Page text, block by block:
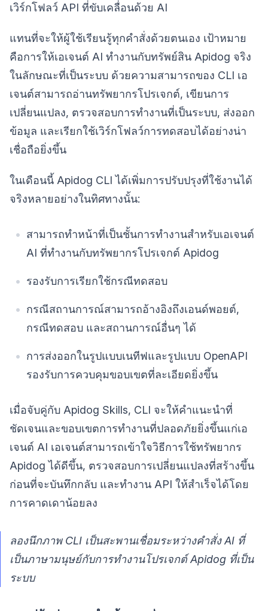
เวิร์กโฟลว์ API ที่ขับเคลื่อนด้วย AI
แทนที่จะให้ผู้ใช้เรียนรู้ทุกคำสั่งด้วยตนเอง เป้าหมาย
คือการให้เอเจนต์ AI ทำงานกับทรัพย์สิน Apidog จริง
ในลักษณะที่เป็นระบบ ด้วยความสามารถของ CLI เอ
เจนต์สามารถอ่านทรัพยากรโปรเจกต์, เขียนการ
เปลี่ยนแปลง, ตรวจสอบการทำงานที่เป็นระบบ, ส่งออก
ข้อมูล และเรียกใช้เวิร์กโฟลว์การทดสอบได้อย่างน่า
เชื่อถือยิ่งขึ้น
ในเดือนนี้ Apidog CLI ได้เพิ่มการปรับปรุงที่ใช้งานได้
จริงหลายอย่างในทิศทางนั้น:
สามารถทำหน้าที่เป็นชั้นการทำงานสำหรับเอเจนต์
AI ที่ทำงานกับทรัพยากรโปรเจกต์ Apidog
รองรับการเรียกใช้กรณีทดสอบ
กรณีสถานการณ์สามารถอ้างอิงถึงเอนด์พอยต์,
กรณีทดสอบ และสถานการณ์อื่นๆ ได้
การส่งออกในรูปแบบเนทีฟและรูปแบบ OpenAPI
รองรับการควบคุมขอบเขตที่ละเอียดยิ่งขึ้น
เมื่อจับคู่กับ Apidog Skills, CLI จะให้คำแนะนำที่
ชัดเจนและขอบเขตการทำงานที่ปลอดภัยยิ่งขึ้นแก่เอ
เจนต์ AI เอเจนต์สามารถเข้าใจวิธีการใช้ทรัพยากร
Apidog ได้ดีขึ้น, ตรวจสอบการเปลี่ยนแปลงที่สร้างขึ้น
ก่อนที่จะบันทึกกลับ และทำงาน API ให้สำเร็จได้โดย
การคาดเดาน้อยลง
ลองนึกภาพ CLI เป็นสะพานเชื่อมระหว่างคำสั่ง AI ที่
เป็นภาษามนุษย์กับการทำงานโปรเจกต์ Apidog ที่เป็น
ระบบ